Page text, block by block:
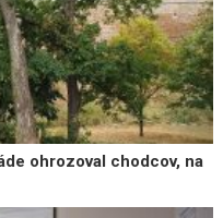
ohrozoval chodcov, na